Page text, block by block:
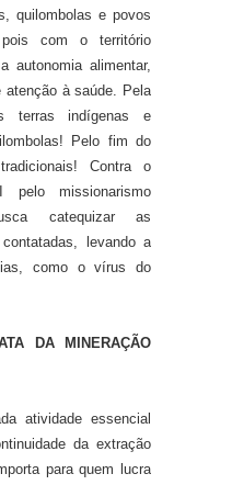
quilombolas e povos
com o território
autonomia alimentar,
à saúde. Pela
terras indígenas e
Pelo fim do
Contra o
pelo missionarismo
catequizar as
levando a
como o vírus do
DA MINERAÇÃO
atividade essencial
da extração
para quem lucra